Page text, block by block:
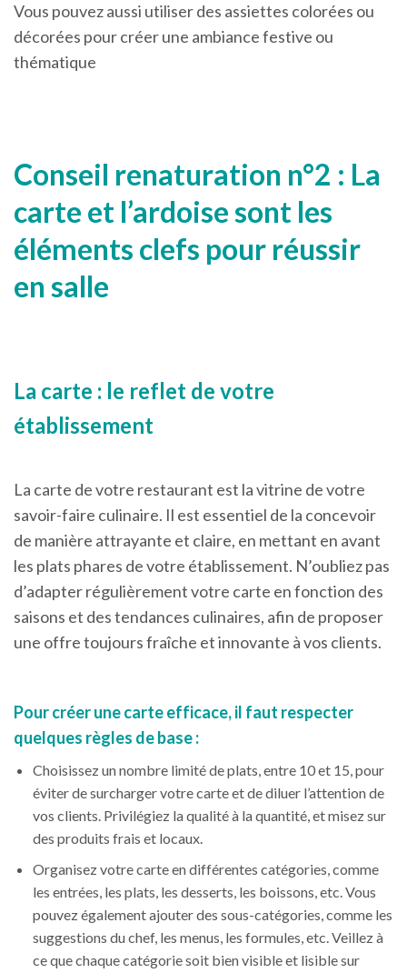
Vous pouvez aussi utiliser des assiettes colorées ou
décorées pour créer une ambiance festive ou
thématique
Conseil renaturation n°2 : La
carte et l’ardoise sont les
éléments clefs pour réussir
en salle
La carte : le reflet de votre
établissement
La carte de votre restaurant est la vitrine de votre
savoir-faire culinaire. Il est essentiel de la concevoir
de manière attrayante et claire, en mettant en avant
les plats phares de votre établissement. N’oubliez pas
d’adapter régulièrement votre carte en fonction des
saisons et des tendances culinaires, afin de proposer
une offre toujours fraîche et innovante à vos clients.
Pour créer une carte efficace, il faut respecter
quelques règles de base :
Choisissez un nombre limité de plats, entre 10 et 15, pour
éviter de surcharger votre carte et de diluer l’attention de
vos clients. Privilégiez la qualité à la quantité, et misez sur
des produits frais et locaux.
Organisez votre carte en différentes catégories, comme
les entrées, les plats, les desserts, les boissons, etc. Vous
pouvez également ajouter des sous-catégories, comme les
suggestions du chef, les menus, les formules, etc. Veillez à
ce que chaque catégorie soit bien visible et lisible sur